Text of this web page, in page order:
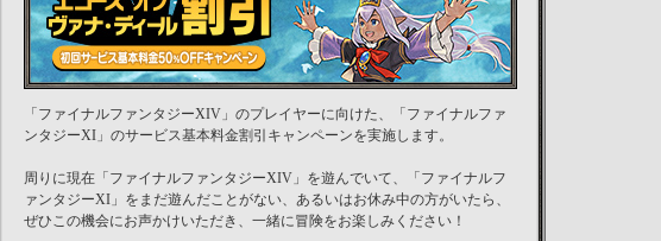
「ファイナルファンタジーXIV」のプレイヤーに向けた、「ファイナルファ
ンタジーXI」のサービス基本料金割引キャンペーンを実施します。
周りに現在「ファイナルファンタジーXIV」を遊んでいて、「ファイナルフ
ァンタジーXI」をまだ遊んだことがない、あるいはお休み中の方がいたら、
ぜひこの機会にお声かけいただき、一緒に冒険をお楽しみください！